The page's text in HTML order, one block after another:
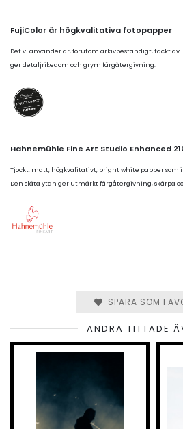
FujiColor är högkvalitativa fotopapper
Det vi använder är, förutom arkivbeständigt, täckt
ger detaljrikedom och grym färgåtergivning.
Hahnemühle Fine Art Studio Enhanced
Tjockt, matt, högkvalitativt, bright white papper som
Den släta ytan ger utmärkt färgåtergivning, skärpa
SPARA SOM
ANDRA TITTADE